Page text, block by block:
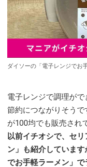
ダイソーの「電子レンジでお
電子レンジで調理が
節約につながりそう
が100均でも販売され
以前イチオシで、セ
ン」も紹介していま
でお手軽ラーメン」で